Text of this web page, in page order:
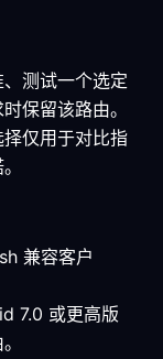
测试一个选定
保留该路由。
仅用于对比指
兼容客户
7.0 或更高版